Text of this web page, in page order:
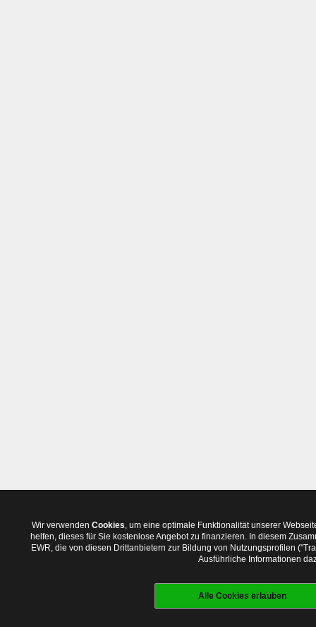
Wir verwenden Cookies, um eine optimale Funktionalität unserer
helfen, dieses für Sie kostenlose Angebot zu finanzieren. In diesem
EWR, die von diesen Drittanbietern zur Bildung von Nutzungsprofilen
Ausführliche Informationen
Alle Cookies erlauben